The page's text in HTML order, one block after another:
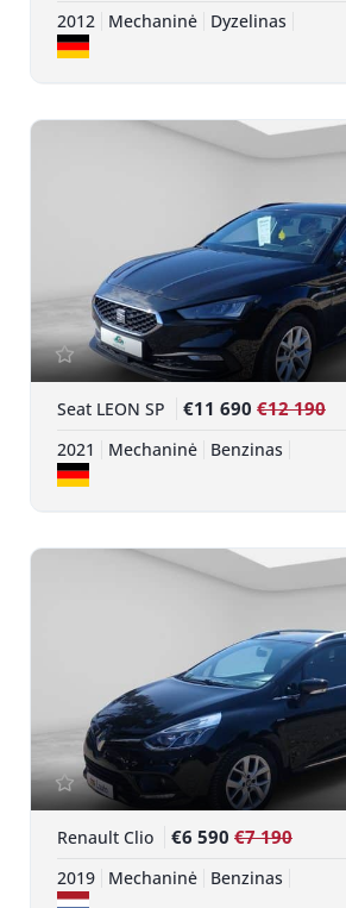
2012 Mechaninė Dyzelinas
Seat LEON SP €11 690 €12 190
2021 Mechaninė Benzinas
Renault Clio €6 590 €7 190
2019 Mechaninė Benzinas